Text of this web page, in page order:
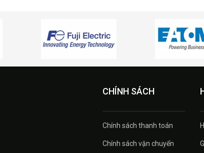
CHÍNH SÁCH
Chính sách thanh toán
Chính sách vận chuyển